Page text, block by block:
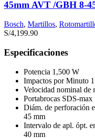
45mm AVT /GBH 8-
Bosch, Martillos,
S/4,199.90
Especificaciones
Potencia 1,500 W
Impactos por Minuto
Velocidad nominal de
Portabrocas SDS-max
Diám. de perforación
45 mm
Intervalo de apl. ópt.
40 mm